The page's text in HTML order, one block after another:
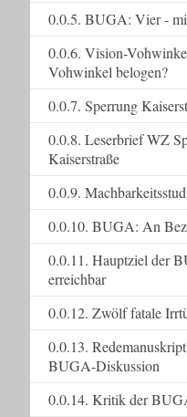
0.0.5. BUGA: Vier -
0.0.6. Vision-
Vohwinkel belogen?
0.0.7. Sperrung
0.0.8. Leserbrief WZ
Kaiserstraße
0.0.9.
0.0.10. BUGA: An
0.0.11. Hauptziel der
erreichbar
0.0.12. Zwölf fatale
0.0.13.
BUGA-Diskussion
0.0.14. Kritik der